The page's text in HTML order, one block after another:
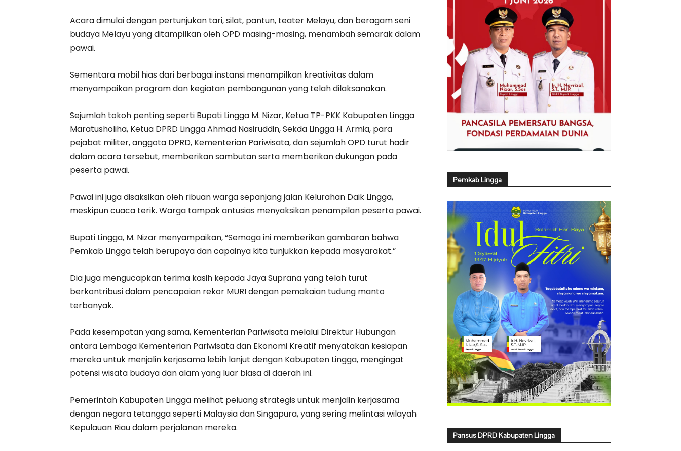
Acara dimulai dengan pertunjukan tari, silat, pantun, teater Melayu, dan beragam seni
budaya Melayu yang ditampilkan oleh OPD masing-masing, menambah semarak dalam
pawai.
Sementara mobil hias dari berbagai instansi menampilkan kreativitas dalam
menyampaikan program dan kegiatan pembangunan yang telah dilaksanakan.
Sejumlah tokoh penting seperti Bupati Lingga M. Nizar, Ketua TP-PKK Kabupaten Lingga
Maratusholiha, Ketua DPRD Lingga Ahmad Nasiruddin, Sekda Lingga H. Armia, para
pejabat militer, anggota DPRD, Kementerian Pariwisata, dan sejumlah OPD turut hadir
dalam acara tersebut, memberikan sambutan serta memberikan dukungan pada
peserta pawai.
Pawai ini juga disaksikan oleh ribuan warga sepanjang jalan Kelurahan Daik Lingga,
meskipun cuaca terik. Warga tampak antusias menyaksikan penampilan peserta pawai.
Bupati Lingga, M. Nizar menyampaikan, “Semoga ini memberikan gambaran bahwa
Pemkab Lingga telah berupaya dan capainya kita tunjukkan kepada masyarakat.”
Dia juga mengucapkan terima kasih kepada Jaya Suprana yang telah turut
berkontribusi dalam pencapaian rekor MURI dengan pemakaian tudung manto
terbanyak.
Pada kesempatan yang sama, Kementerian Pariwisata melalui Direktur Hubungan
antara Lembaga Kementerian Pariwisata dan Ekonomi Kreatif menyatakan kesiapan
mereka untuk menjalin kerjasama lebih lanjut dengan Kabupaten Lingga, mengingat
potensi wisata budaya dan alam yang luar biasa di daerah ini.
Pemerintah Kabupaten Lingga melihat peluang strategis untuk menjalin kerjasama
dengan negara tetangga seperti Malaysia dan Singapura, yang sering melintasi wilayah
Kepulauan Riau dalam perjalanan mereka.
Pemkab Lingga
Pansus DPRD Kabupaten Lingga